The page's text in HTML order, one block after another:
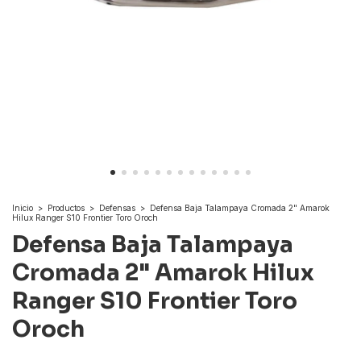
Inicio > Productos > Defensas > Defensa Baja Talampaya Cromada 2" Amarok
Hilux Ranger S10 Frontier Toro Oroch
Defensa Baja Talampaya
Cromada 2" Amarok Hilux
Ranger S10 Frontier Toro
Oroch